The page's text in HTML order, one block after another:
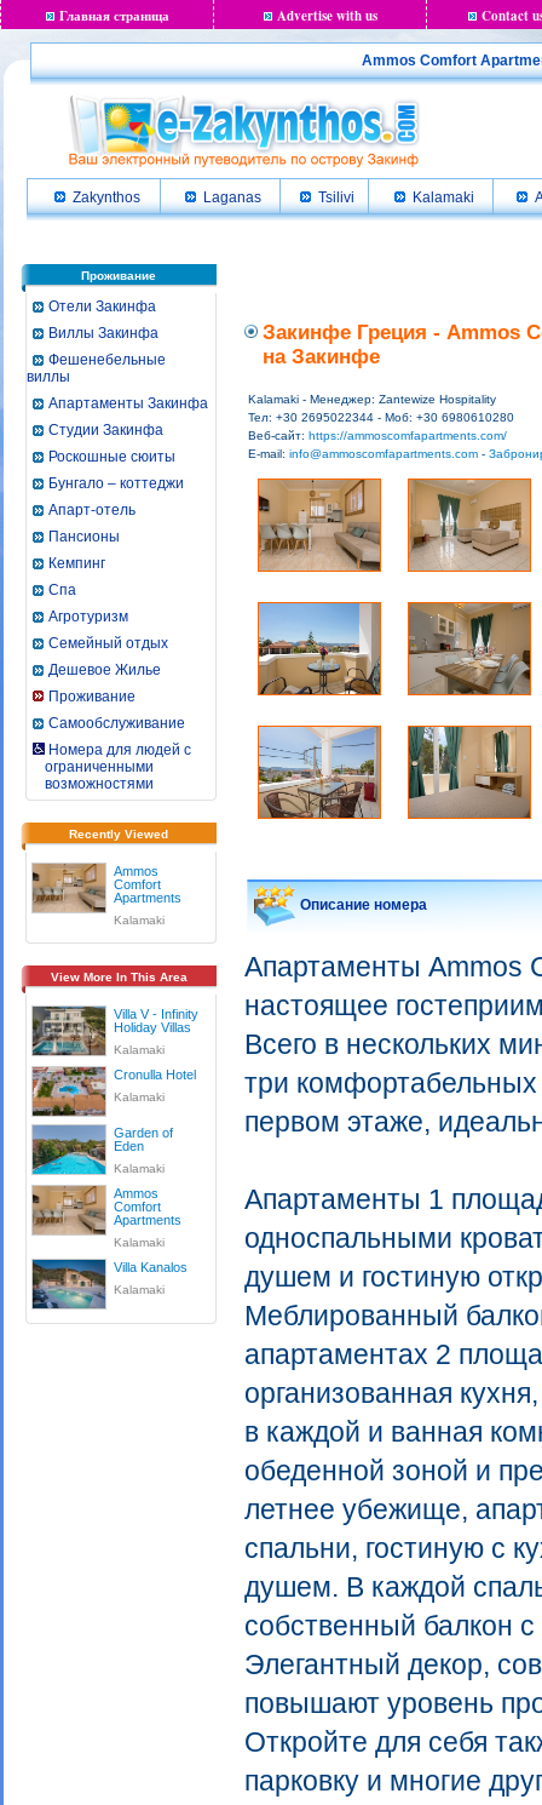
Главная страница Advertise with us Contact
Ammos Comfort
Zakynthos Laganas Tsilivi Kalamaki
Проживание
Отели Закинфа
Виллы Закинфа
Фешенебельные
виллы
Апартаменты Закинфа
Студии Закинфа
Роскошные сюиты
Бунгало – коттеджи
Апарт-отель
Пансионы
Кемпинг
Спа
Агротуризм
Семейный отдых
Дешевое Жилье
Проживание
Самообслуживание
Номера для людей с
ограниченными
возможностями
Recently Viewed
Ammos
Comfort
Apartments
Kalamaki
View More In This Area
Villa V - Infinity
Holiday Villas
Kalamaki
Cronulla Hotel
Kalamaki
Garden of
Eden
Kalamaki
Ammos
Comfort
Apartments
Kalamaki
Villa Kanalos
Kalamaki
Закинфе Греция - Ammos
на Закинфе
Kalamaki - Менеджер: Zantewize Hospitality
Тел: +30 2695022344 - Моб: +30 6980610280
Веб-сайт: https://ammoscomfapartments.com/
E-mail: info@ammoscomfapartments.com -
Описание номера
Апартаменты Ammos
настоящее
Всего в нескольких
три
первом этаже,
Апартаменты 1
односпальными
душем и гостиную
Меблированный
апартаментах 2
организованная
в каждой и ванная
обеденной зоной и
летнее убежище,
спальни, гостиную с
душем. В каждой
собственный балкон
Элегантный декор,
повышают уровень
Откройте для себя
парковку и многие